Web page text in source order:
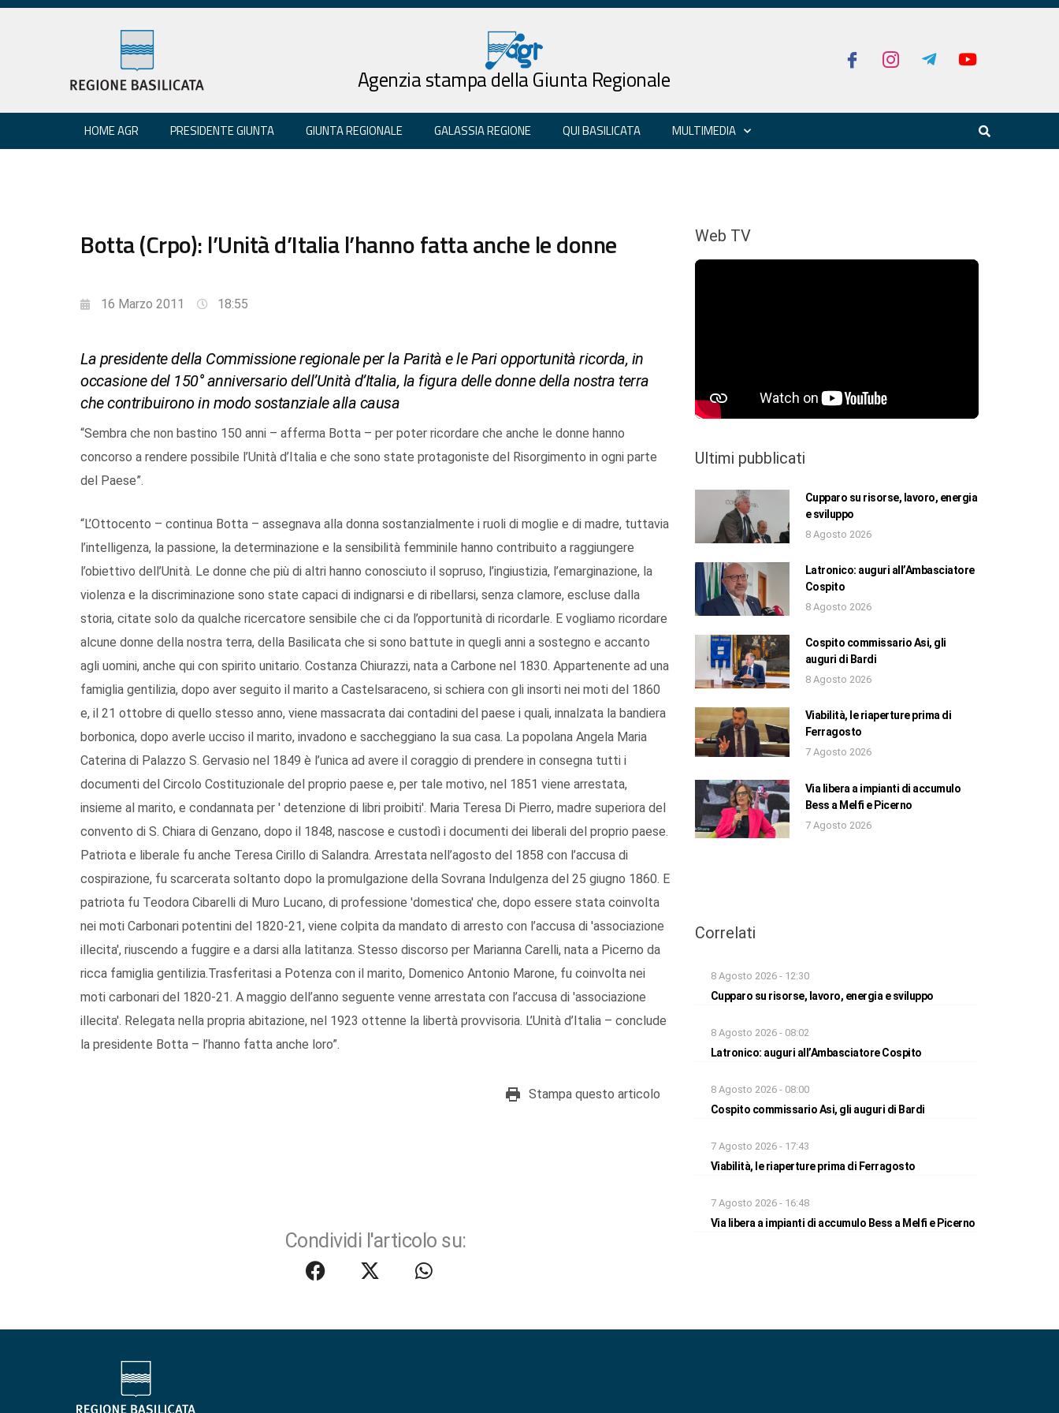
Agenzia stampa della Giunta Regionale
HOME AGR PRESIDENTE GIUNTA GIUNTA REGIONALE GALASSIA REGIONE QUI BASILICATA MULTIMEDIA
Botta (Crpo): l’Unità d’Italia l’hanno fatta anche le donne
16 Marzo 2011 18:55
La presidente della Commissione regionale per la Parità e le Pari opportunità ricorda, in
occasione del 150° anniversario dell’Unità d’Italia, la figura delle donne della nostra terra
che contribuirono in modo sostanziale alla causa
“Sembra che non bastino 150 anni – afferma Botta – per poter ricordare che anche le donne hanno
concorso a rendere possibile l’Unità d’Italia e che sono state protagoniste del Risorgimento in ogni parte
del Paese”.
“L’Ottocento – continua Botta – assegnava alla donna sostanzialmente i ruoli di moglie e di madre, tuttavia
l’intelligenza, la passione, la determinazione e la sensibilità femminile hanno contribuito a raggiungere
l’obiettivo dell’Unità. Le donne che più di altri hanno conosciuto il sopruso, l’ingiustizia, l’emarginazione, la
violenza e la discriminazione sono state capaci di indignarsi e di ribellarsi, senza clamore, escluse dalla
storia, citate solo da qualche ricercatore sensibile che ci da l’opportunità di ricordarle. E vogliamo ricordare
alcune donne della nostra terra, della Basilicata che si sono battute in quegli anni a sostegno e accanto
agli uomini, anche qui con spirito unitario. Costanza Chiurazzi, nata a Carbone nel 1830. Appartenente ad una
famiglia gentilizia, dopo aver seguito il marito a Castelsaraceno, si schiera con gli insorti nei moti del 1860
e, il 21 ottobre di quello stesso anno, viene massacrata dai contadini del paese i quali, innalzata la bandiera
borbonica, dopo averle ucciso il marito, invadono e saccheggiano la sua casa. La popolana Angela Maria
Caterina di Palazzo S. Gervasio nel 1849 è l’unica ad avere il coraggio di prendere in consegna tutti i
documenti del Circolo Costituzionale del proprio paese e, per tale motivo, nel 1851 viene arrestata,
insieme al marito, e condannata per ' detenzione di libri proibiti'. Maria Teresa Di Pierro, madre superiora del
convento di S. Chiara di Genzano, dopo il 1848, nascose e custodì i documenti dei liberali del proprio paese.
Patriota e liberale fu anche Teresa Cirillo di Salandra. Arrestata nell’agosto del 1858 con l’accusa di
cospirazione, fu scarcerata soltanto dopo la promulgazione della Sovrana Indulgenza del 25 giugno 1860. E
patriota fu Teodora Cibarelli di Muro Lucano, di professione 'domestica' che, dopo essere stata coinvolta
nei moti Carbonari potentini del 1820-21, viene colpita da mandato di arresto con l’accusa di 'associazione
illecita', riuscendo a fuggire e a darsi alla latitanza. Stesso discorso per Marianna Carelli, nata a Picerno da
ricca famiglia gentilizia.Trasferitasi a Potenza con il marito, Domenico Antonio Marone, fu coinvolta nei
moti carbonari del 1820-21. A maggio dell’anno seguente venne arrestata con l’accusa di 'associazione
illecita'. Relegata nella propria abitazione, nel 1923 ottenne la libertà provvisoria. L’Unità d’Italia – conclude
la presidente Botta – l’hanno fatta anche loro”.
Stampa questo articolo
Condividi l'articolo su:
Web TV
Ultimi pubblicati
Cupparo su risorse, lavoro, energia
e sviluppo
8 Agosto 2026
Latronico: auguri all’Ambasciatore
Cospito
8 Agosto 2026
Cospito commissario Asi, gli
auguri di Bardi
8 Agosto 2026
Viabilità, le riaperture prima di
Ferragosto
7 Agosto 2026
Via libera a impianti di accumulo
Bess a Melfi e Picerno
7 Agosto 2026
Correlati
8 Agosto 2026 - 12:30
Cupparo su risorse, lavoro, energia e sviluppo
8 Agosto 2026 - 08:02
Latronico: auguri all’Ambasciatore Cospito
8 Agosto 2026 - 08:00
Cospito commissario Asi, gli auguri di Bardi
7 Agosto 2026 - 17:43
Viabilità, le riaperture prima di Ferragosto
7 Agosto 2026 - 16:48
Via libera a impianti di accumulo Bess a Melfi e Picerno